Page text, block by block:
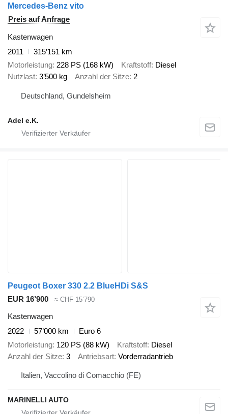
Mercedes-Benz vito
Preis auf Anfrage
Kastenwagen
2011
315’151 km
Motorleistung 228 PS (168 kW) Kraftstoff Diesel
Nutzlast 3’500 kg Anzahl der Sitze 2
Deutschland, Gundelsheim
Adel e.K.
Peugeot Boxer 330 2.2 BlueHDi S&S
EUR 16’900
≈ CHF 15’790
Kastenwagen
2022
57’000 km
Euro 6
Motorleistung 120 PS (88 kW) Kraftstoff Diesel
Anzahl der Sitze 3 Antriebsart Vorderradantrieb
Italien, Vaccolino di Comacchio (FE)
MARINELLI AUTO